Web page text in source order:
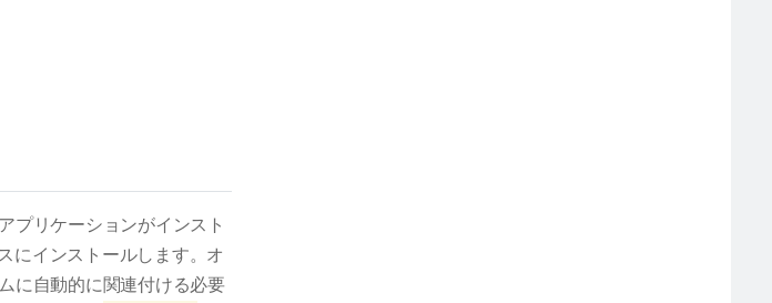
プリケーションがインスト
にインストールします。オ
に自動的に関連付ける必要